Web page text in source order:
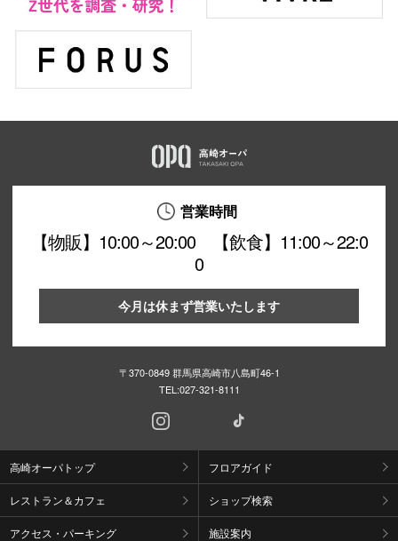
営業時間
【物販】10:00～20:00 【飲食】11:00～22:0
0
今月は休まず営業いたします
〒370-0849 群馬県高崎市八島町46-1
TEL:027-321-8111
高崎オーパトップ フロアガイド
レストラン＆カフェ ショップ検索
アクセス・パーキング 施設案内